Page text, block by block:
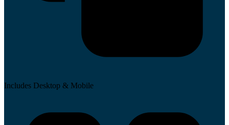
Includes Desktop & Mobile